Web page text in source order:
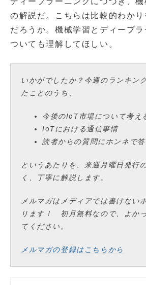
の解説だ。こちらは比較的わか
だろうか。機械学習とディープ
ついても理解してほしい。
いかがでしたか？今週のランキン
たことのうち、
今後のIoT市場について考え
IoTにおける通信事情
読者からの質問にホンネで
というあたりを、来週月曜日発行
く、丁寧に解説します。
メルマガはメディアでは書けない
ります！ 初月無料なので、よか
てください。
メルマガの登録はこちらから